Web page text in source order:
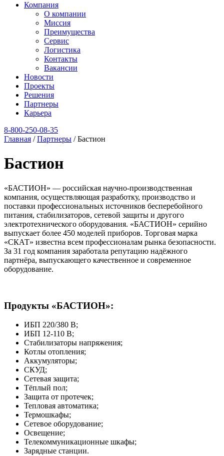
Компания
О компании
Миссия
Преимущества
Сервис
Логистика
Контакты
Вакансии
Новости
Проекты
Решения
Партнеры
Карьера
8‑800‑250‑08‑35
Главная /Партнеры /Бастион
Бастион
«БАСТИОН» — российская научно-производственная
компания, осуществляющая разработку, производство и
поставки профессиональных источников бесперебойного
питания, стабилизаторов, сетевой защиты и другого
электротехнического оборудования. «БАСТИОН» серийно
выпускает более 450 моделей приборов. Торговая марка
«СКАТ» известна всем профессионалам рынка безопасности.
За 31 год компания заработала репутацию надёжного
партнёра, выпускающего качественное и современное
оборудование.
Продукты «БАСТИОН»:
ИБП 220/380 В;
ИБП 12-110 В;
Стабилизаторы напряжения;
Котлы отопления;
Аккумуляторы;
СКУД;
Сетевая защита;
Тёплый пол;
Защита от протечек;
Тепловая автоматика;
Термошкафы;
Сетевое оборудование;
Освещение;
Телекоммуникационные шкафы;
Зарядные станции.